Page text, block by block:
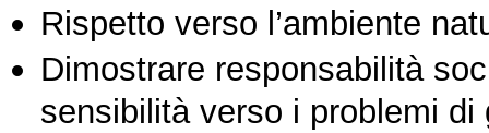
Rispetto verso l’ambiente
Dimostrare responsabilità
sensibilità verso i problemi di